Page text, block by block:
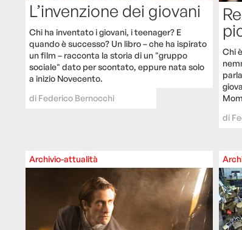
L’invenzione dei giovani
Chi ha inventato i giovani, i teenager? E
quando è successo? Un libro – che ha ispirato
un film – racconta la storia di un "gruppo
sociale" dato per scontato, eppure nata solo
a inizio Novecento.
di Federico Bernocchi
Chi
di
Archivio-attualità